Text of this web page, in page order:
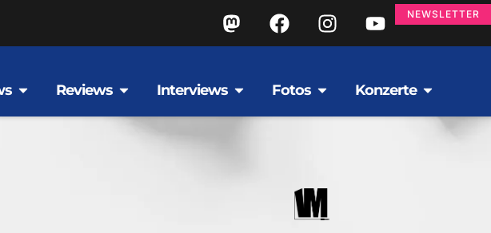
NEWSLETTER
Reviews Interviews Fotos Konzerte